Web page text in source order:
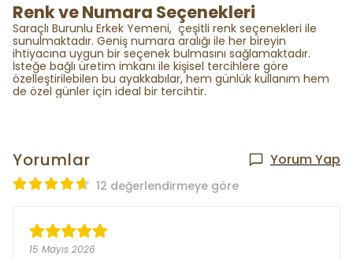
Renk ve Numara Seçenekleri
Saraçlı Burunlu Erkek Yemeni, çeşitli renk seçenekleri ile
sunulmaktadır. Geniş numara aralığı ile her bireyin
ihtiyacına uygun bir seçenek bulmasını sağlamaktadır.
İsteğe bağlı üretim imkanı ile kişisel tercihlere göre
özelleştirilebilen bu ayakkabılar, hem günlük kullanım hem
de özel günler için ideal bir tercihtir.
Yorumlar Yorum Yap
12 değerlendirmeye göre
15 Mayıs 2026